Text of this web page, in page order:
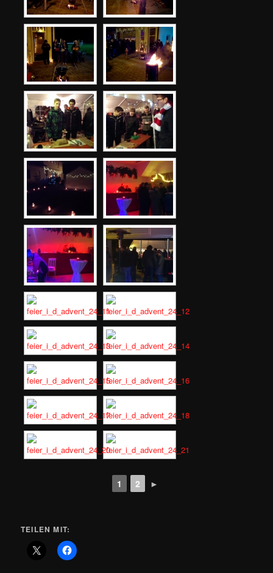
1 2 ►
TEILEN MIT: